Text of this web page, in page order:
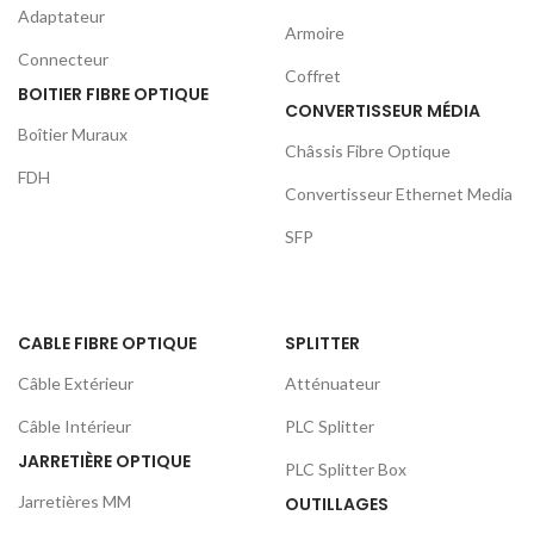
Adaptateur
Connecteur
BOITIER FIBRE OPTIQUE
Boîtier Muraux
FDH
Armoire
Coffret
CONVERTISSEUR MÉDIA
Châssis Fibre Optique
Convertisseur Ethernet Media
SFP
CABLE FIBRE OPTIQUE
Câble Extérieur
Câble Intérieur
JARRETIÈRE OPTIQUE
Jarretières MM
SPLITTER
Atténuateur
PLC Splitter
PLC Splitter Box
OUTILLAGES